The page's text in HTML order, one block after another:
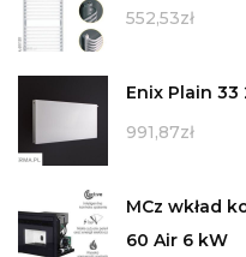
552,53zł
Enix Plain
991,87zł
MCz wkład
60 Air 6 kW